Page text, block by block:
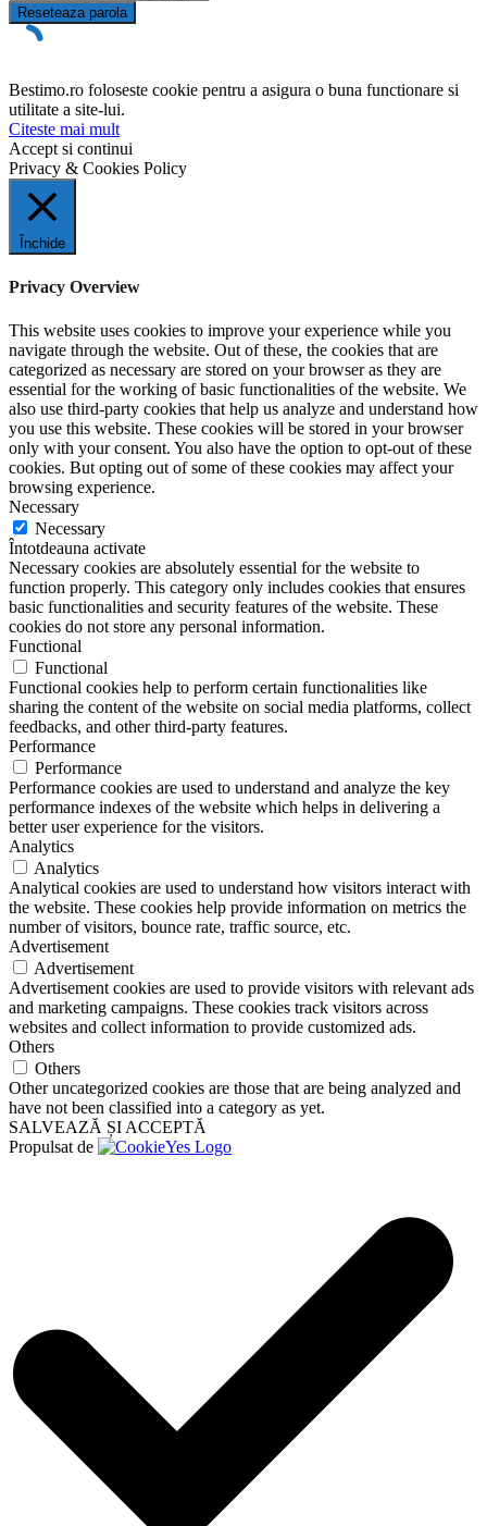
Reseteaza parola
Bestimo.ro foloseste cookie pentru a asigura o buna functionare si
utilitate a site-lui.
Citeste mai mult
Accept si continui
Privacy & Cookies Policy
Închide
Privacy Overview
This website uses cookies to improve your experience while you
navigate through the website. Out of these, the cookies that are
categorized as necessary are stored on your browser as they are
essential for the working of basic functionalities of the website. We
also use third-party cookies that help us analyze and understand how
you use this website. These cookies will be stored in your browser
only with your consent. You also have the option to opt-out of these
cookies. But opting out of some of these cookies may affect your
browsing experience.
Necessary
Necessary
Întotdeauna activate
Necessary cookies are absolutely essential for the website to
function properly. This category only includes cookies that ensures
basic functionalities and security features of the website. These
cookies do not store any personal information.
Functional
Functional
Functional cookies help to perform certain functionalities like
sharing the content of the website on social media platforms, collect
feedbacks, and other third-party features.
Performance
Performance
Performance cookies are used to understand and analyze the key
performance indexes of the website which helps in delivering a
better user experience for the visitors.
Analytics
Analytics
Analytical cookies are used to understand how visitors interact with
the website. These cookies help provide information on metrics the
number of visitors, bounce rate, traffic source, etc.
Advertisement
Advertisement
Advertisement cookies are used to provide visitors with relevant ads
and marketing campaigns. These cookies track visitors across
websites and collect information to provide customized ads.
Others
Others
Other uncategorized cookies are those that are being analyzed and
have not been classified into a category as yet.
SALVEAZĂ ȘI ACCEPTĂ
Propulsat de